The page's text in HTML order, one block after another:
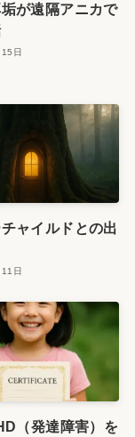
が遠隔アニカで
日
ャイルドとの出
日
（発達障害）を